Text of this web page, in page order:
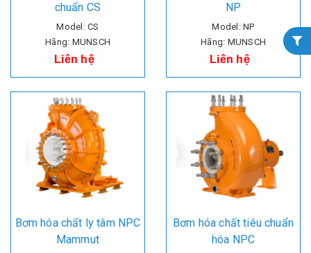
chuẩn CS
Model: CS
Hãng: MUNSCH
Liên hệ
NP
Model: NP
Hãng: MUNSCH
Liên hệ
Bơm hóa chất ly tâm NPC
Mammut
Bơm hóa chất tiêu chuẩn
hóa NPC